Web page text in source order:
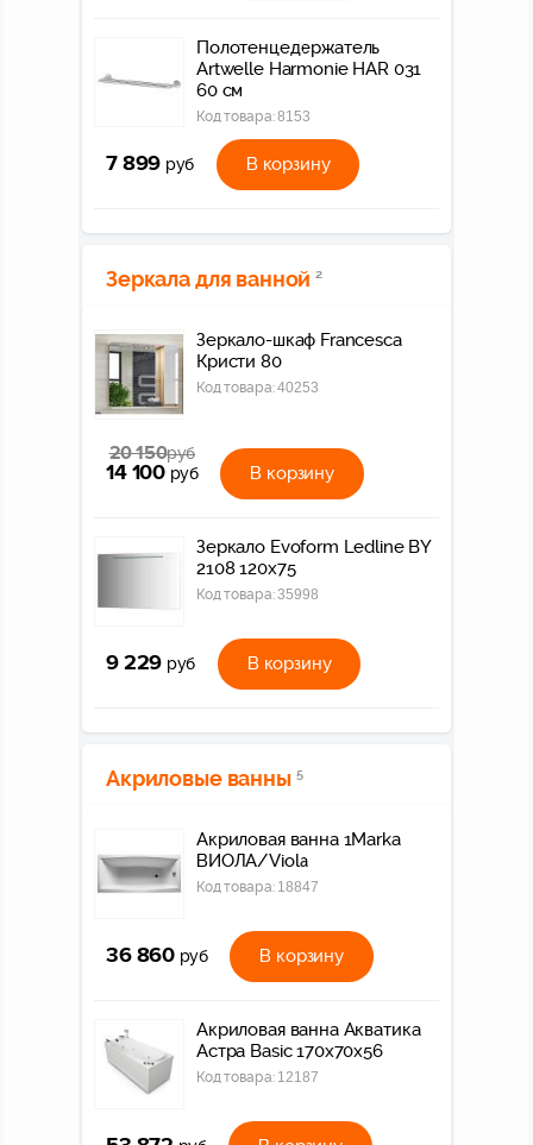
Полотенцедержатель
Artwelle Harmonie HAR 031
60 см
Код товара:8153
7 899 руб В корзину
Зеркала для ванной 2
Зеркало-шкаф Francesca
Кристи 80
Код товара:40253
20 150руб
14 100 руб В корзину
Зеркало Evoform Ledline BY
2108 120x75
Код товара:35998
9 229 руб В корзину
Акриловые ванны 5
Акриловая ванна 1Marka
ВИОЛА/Viola
Код товара: 18847
36 860 руб В корзину
Акриловая ванна Акватика
Астра Basic 170х70х56
Код товара: 12187